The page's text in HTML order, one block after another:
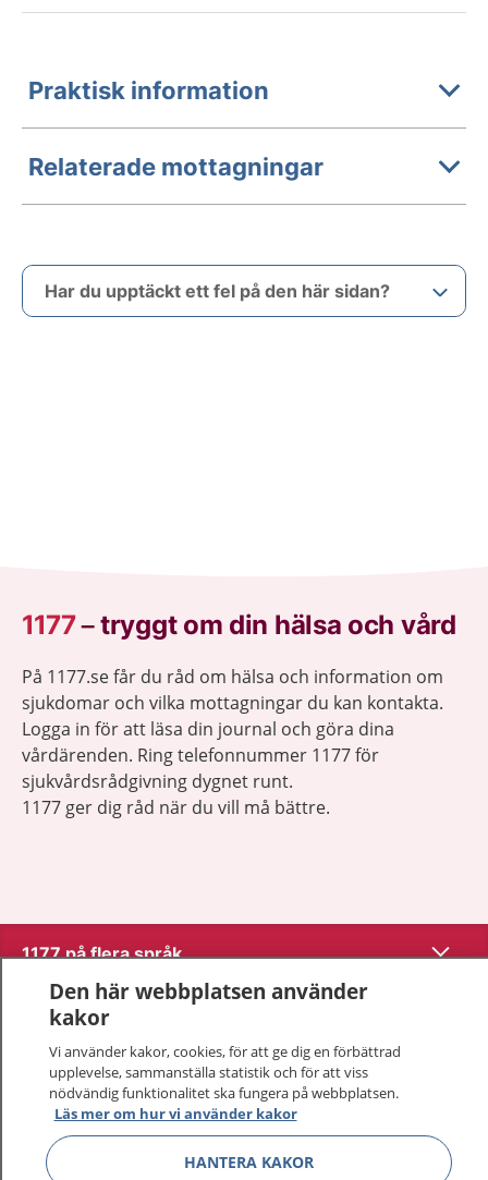
Praktisk information
Relaterade mottagningar
Har du upptäckt ett fel på den här sidan?
1177–tryggt om din hälsa och vård
På 1177.se får du råd om hälsa och information om
sjukdomar och vilka mottagningar du kan kontakta.
Logga in för att läsa din journal och göra dina
vårdärenden. Ring telefonnummer 1177 för
sjukvårdsrådgivning dygnet runt.
1177 ger dig råd när du vill må bättre.
1177 på flera språk Visa
Om 1177
Kontakt
Behandling av personuppgifter
Den här webbplatsen använder
kakor
Vi använder kakor, cookies, för att ge dig en förbättrad
upplevelse, sammanställa statistik och för att viss
nödvändig funktionalitet ska fungera på webbplatsen.
Läs mer om hur vi använder kakor
HANTERA KAKOR